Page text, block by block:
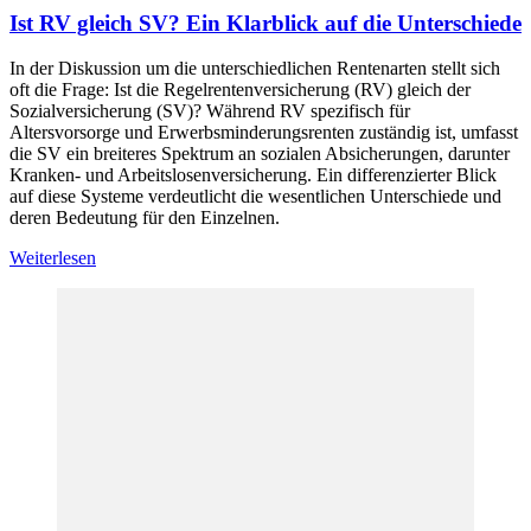
Ist RV gleich SV? Ein Klarblick auf die Unterschiede
In der Diskussion um die unterschiedlichen Rentenarten stellt sich
oft die Frage: Ist die Regelrentenversicherung (RV) gleich der
Sozialversicherung (SV)? Während RV spezifisch für
Altersvorsorge und Erwerbsminderungsrenten zuständig ist, umfasst
die SV ein breiteres Spektrum an sozialen Absicherungen, darunter
Kranken- und Arbeitslosenversicherung. Ein differenzierter Blick
auf diese Systeme verdeutlicht die wesentlichen Unterschiede und
deren Bedeutung für den Einzelnen.
Weiterlesen